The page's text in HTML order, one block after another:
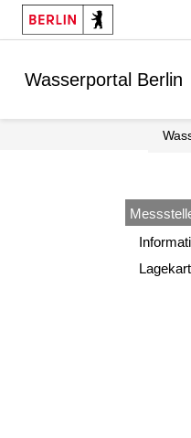
Springe zur Navigation
Springe zum Inhalt
Wasserportal Berlin